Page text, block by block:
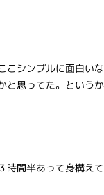
シンプルに面白い
と思ってた。という
間半あって身構え